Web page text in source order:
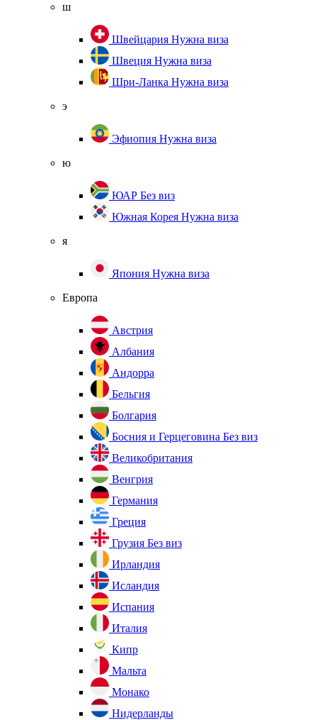
ш
Швейцария Нужна виза
Швеция Нужна виза
Шри-Ланка Нужна виза
э
Эфиопия Нужна виза
ю
ЮАР Без виз
Южная Корея Нужна виза
я
Япония Нужна виза
Европа
Австрия
Албания
Андорра
Бельгия
Болгария
Босния и Герцеговина Без виз
Великобритания
Венгрия
Германия
Греция
Грузия Без виз
Ирландия
Исландия
Испания
Италия
Кипр
Мальта
Монако
Нидерланды